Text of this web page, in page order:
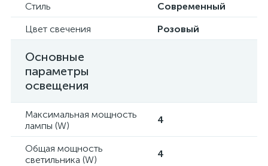
Стиль
Современный
Цвет свечения
Розовый
Основные
параметры
освещения
Максимальная мощность
лампы (W)
4
Общая мощность
светильника (W)
4